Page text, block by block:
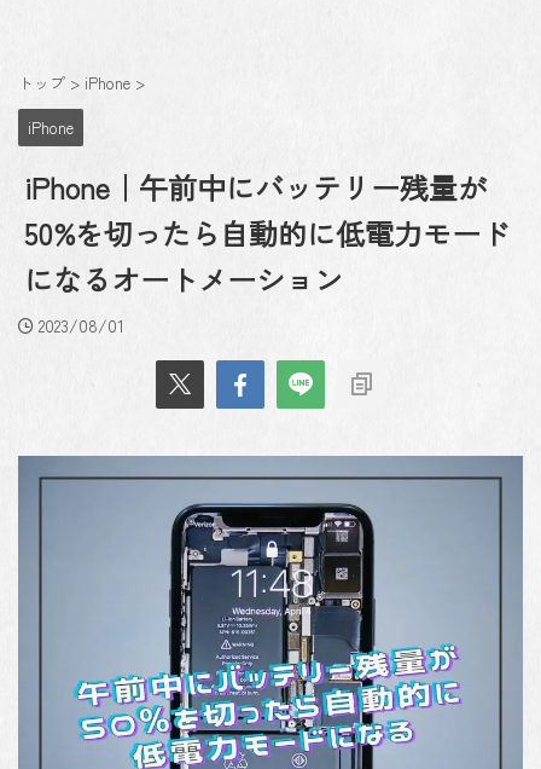
トップ > iPhone >
iPhone
iPhone｜午前中にバッテリー残量が
50%を切ったら自動的に低電力モード
になるオートメーション
2023/08/01